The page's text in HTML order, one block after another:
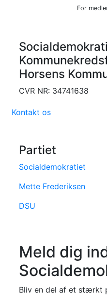
For
Horsens
CVR NR: 34741638
Kontakt os
Partiet
Socialdemokratiet
Mette Frederiksen
DSU
Meld dig
Bliv en del af et stærkt